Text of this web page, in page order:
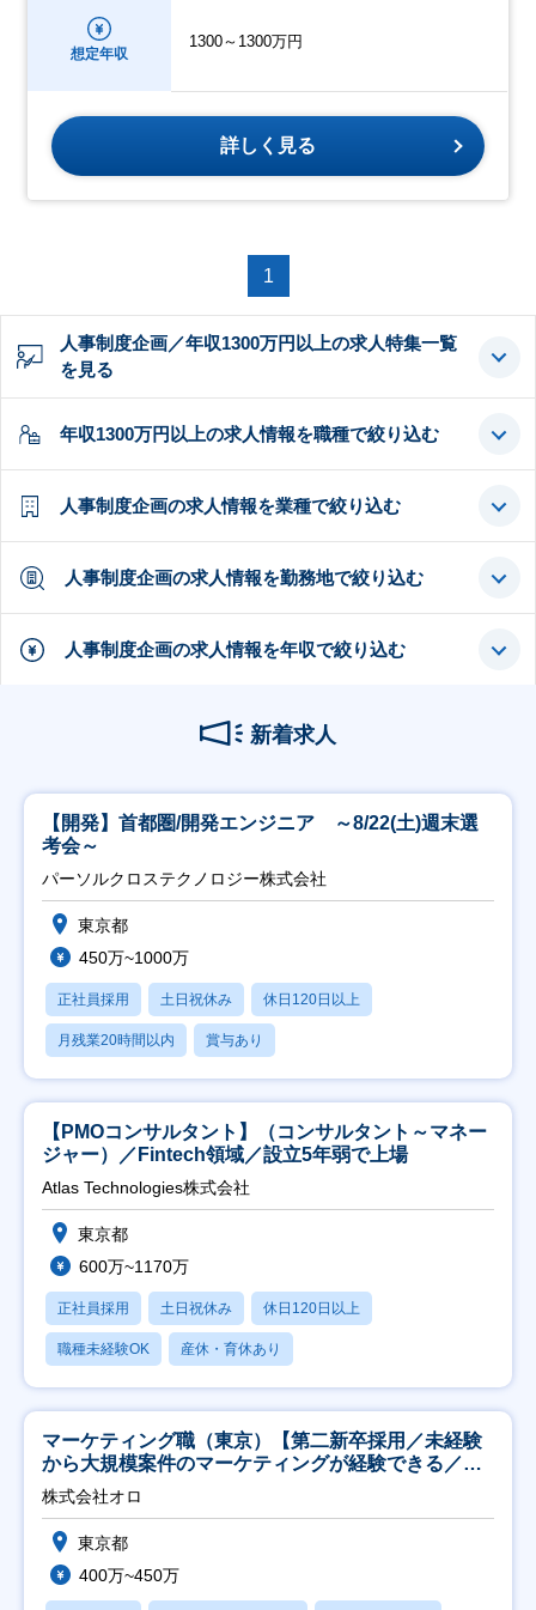
想定年収
1300～1300万円
詳しく見る
1
人事制度企画／年収1300万円以上の求人特集一覧
を見る
年収1300万円以上の求人情報を職種で絞り込む
人事制度企画の求人情報を業種で絞り込む
人事制度企画の求人情報を勤務地で絞り込む
人事制度企画の求人情報を年収で絞り込む
新着求人
【開発】首都圏/開発エンジニア ～8/22(土)週末選
考会～
パーソルクロステクノロジー株式会社
東京都
450万~1000万
正社員採用 土日祝休み 休日120日以上
月残業20時間以内 賞与あり
【PMOコンサルタント】（コンサルタント～マネー
ジャー）／Fintech領域／設立5年弱で上場
Atlas Technologies株式会社
東京都
600万~1170万
正社員採用 土日祝休み 休日120日以上
職種未経験OK 産休・育休あり
マーケティング職（東京）【第二新卒採用／未経験
から大規模案件のマーケティングが経験できる／研
修充実】
株式会社オロ
東京都
400万~450万